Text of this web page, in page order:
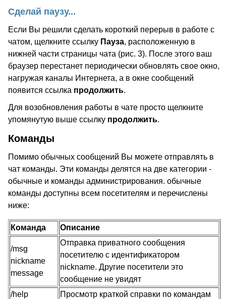
Сделай паузу...
Если Вы решили сделать короткий перерыв в работе с
чатом, щелкните ссылку Пауза, расположенную в
нижней части страницы чата (рис. 3). После этого ваш
браузер перестанет периодически обновлять свое окно,
нагружая каналы Интернета, а в окне сообщений
появится ссылка продолжить.
Для возобновления работы в чате просто щелкните
упомянутую выше ссылку продолжить.
Команды
Помимо обычных сообщений Вы можете отправлять в
чат команды. Эти команды делятся на две категории -
обычные и команды администрирования. обычные
команды доступны всем посетителям и перечислены
ниже:
Команда Описание
/msg
nickname
message
Отправка приватного сообщения
посетителю с идентификатором
nickname. Другие посетители это
сообщение не увидят
/help
Просмотр краткой справки по командам